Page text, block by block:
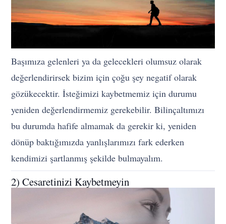
Başımıza gelenleri ya da gelecekleri olumsuz olarak
değerlendirirsek bizim için çoğu şey negatif olarak
gözükecektir. İsteğimizi kaybetmemiz için durumu
yeniden değerlendirmemiz gerekebilir. Bilinçaltımızı
bu durumda hafife almamak da gerekir ki, yeniden
dönüp baktığımızda yanlışlarımızı fark ederken
kendimizi şartlanmış şekilde bulmayalım.
2) Cesaretinizi Kaybetmeyin